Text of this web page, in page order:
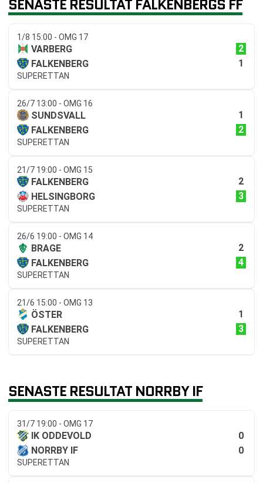
SENASTE RESULTAT FALKENBERGS FF
1/8 15:00 - OMG 17
VARBERG
2
FALKENBERG
1
SUPERETTAN
26/7 13:00 - OMG 16
SUNDSVALL
1
FALKENBERG
2
SUPERETTAN
21/7 19:00 - OMG 15
FALKENBERG
2
HELSINGBORG
3
SUPERETTAN
26/6 19:00 - OMG 14
BRAGE
2
FALKENBERG
4
SUPERETTAN
21/6 15:00 - OMG 13
ÖSTER
1
FALKENBERG
3
SUPERETTAN
SENASTE RESULTAT NORRBY IF
31/7 19:00 - OMG 17
IK ODDEVOLD
0
NORRBY IF
0
SUPERETTAN